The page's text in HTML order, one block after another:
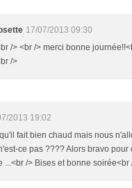
17/07/2013 09:30
/> <br /> merci bonne
/>
2013 19:02
fait bien chaud mais nous
ce pas ???? Alors bravo pour
...<br /> Bises et bonne soirée<br